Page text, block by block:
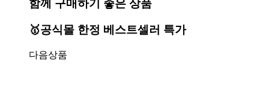
함께 구매하기 좋은 상품
🥇공식몰 한정 베스트셀러 특가
다음상품